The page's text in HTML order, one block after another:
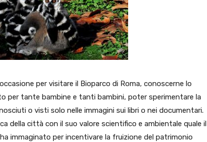
per visitare il Bioparco di Roma, conoscerne lo
per tante bambine e tanti bambini, poter sperimentare la
o visti solo nelle immagini sui libri o nei documentari.
della città con il suo valore scientifico e ambientale quale il
immaginato per incentivare la fruizione del patrimonio